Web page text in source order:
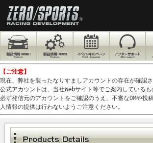
【ご注意】
現在、弊社を装ったなりすましアカウントの存在が確認さ
公式アカウントは、当社Webサイト等でご案内しているも
必ず発信元のアカウントをご確認のうえ、不審なDMや投
人情報の提供は行わないようご注意ください。